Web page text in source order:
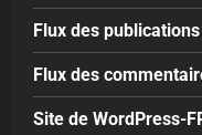
Flux des publications
Flux des
Site de WordPress-